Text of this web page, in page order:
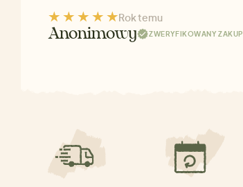
Rok temu
Anonimowy ZWERYFIKOWANY ZAKUP